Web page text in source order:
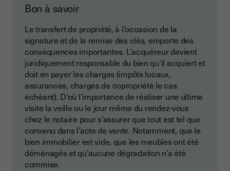
Bon à savoir
Le transfert de propriété, à l’occasion de la
signature et de la remise des clés, emporte des
conséquences importantes. L’acquéreur devient
juridiquement responsable du bien qu’il acquiert et
doit en payer les charges (impôts locaux,
assurances, charges de copropriété le cas
échéant). D’où l’importance de réaliser une ultime
visite la veille ou le jour même du rendez-vous
chez le notaire pour s’assurer que tout est tel que
convenu dans l’acte de vente. Notamment, que le
bien immobilier est vide, que les meubles ont été
déménagés et qu’aucune dégradation n’a été
commise.